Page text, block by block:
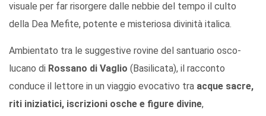
visuale per far risorgere dalle nebbie del tempo il culto
della Dea Mefite, potente e misteriosa divinità italica.
Ambientato tra le suggestive rovine del santuario osco-
lucano di Rossano di Vaglio (Basilicata), il racconto
conduce il lettore in un viaggio evocativo tra acque sacre,
riti iniziatici, iscrizioni osche e figure divine,